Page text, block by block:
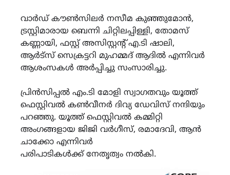
വാർഡ് കൗൺസിലർ നസീമ കുഞ്ഞുമോൻ,
ട്രസ്റ്റിമാരായ ബെന്നി ചിറ്റിലപ്പിള്ളി, തോമസ്
കണ്ണായി, ഫസ്റ്റ് അസിസ്റ്റന്റ് എ.ടി ഷാലി,
ആർട്സ് സെക്രട്ടറി മുഹമ്മദ് ആദിൽ എന്നിവർ
ആശംസകൾ അർപ്പിച്ചു സംസാരിച്ചു.
പ്രിൻസിപ്പൽ എം.ടി മോളി സ്വാഗതവും യൂത്ത്
ഫെസ്റ്റിവൽ കൺവീനർ ദിവ്യ ഡേവിസ് നന്ദിയും
പറഞ്ഞു. യൂത്ത് ഫെസ്റ്റിവൽ കമ്മിറ്റി
അംഗങ്ങളായ ജിജി വർഗീസ്, രമാദേവി, ആൻ
ചാക്കോ എന്നിവർ
പരിപാടികൾക്ക് നേതൃത്വം നൽകി.